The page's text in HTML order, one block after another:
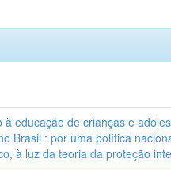
à educação de crianças e
Brasil : por uma política
à luz da teoria da proteção